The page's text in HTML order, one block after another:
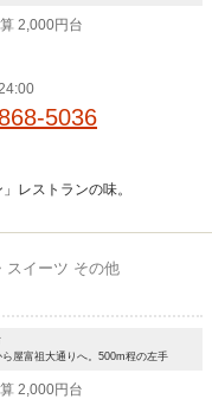
2,000円台
5036
レストランの味。
スイーツ その他
ら屋富祖大通りへ。500m程の左手
2,000円台